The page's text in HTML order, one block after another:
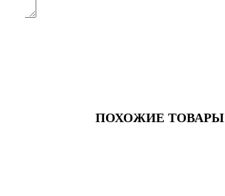
ПОХОЖИЕ ТОВАРЫ